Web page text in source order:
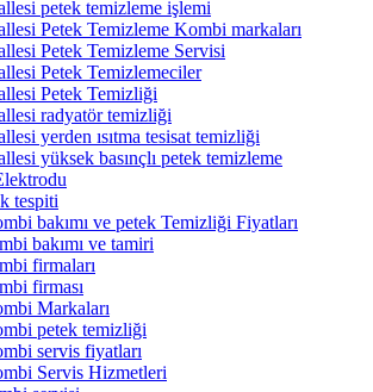
petek temizleme işlemi
Petek Temizleme Kombi markaları
Petek Temizleme Servisi
Petek Temizlemeciler
Petek Temizliği
radyatör temizliği
yerden ısıtma tesisat temizliği
yüksek basınçlı petek temizleme
tespiti
bakımı ve petek Temizliği Fiyatları
bakımı ve tamiri
firmaları
firması
Markaları
petek temizliği
servis fiyatları
Servis Hizmetleri